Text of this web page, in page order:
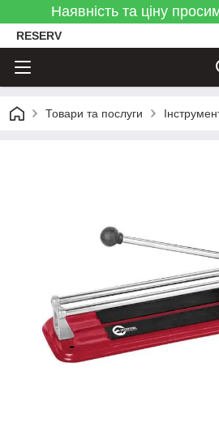
Наявність та ціну
RESERV
Товари та послуги